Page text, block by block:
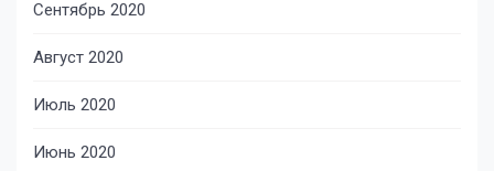
Сентябрь 2020
Август 2020
Июль 2020
Июнь 2020